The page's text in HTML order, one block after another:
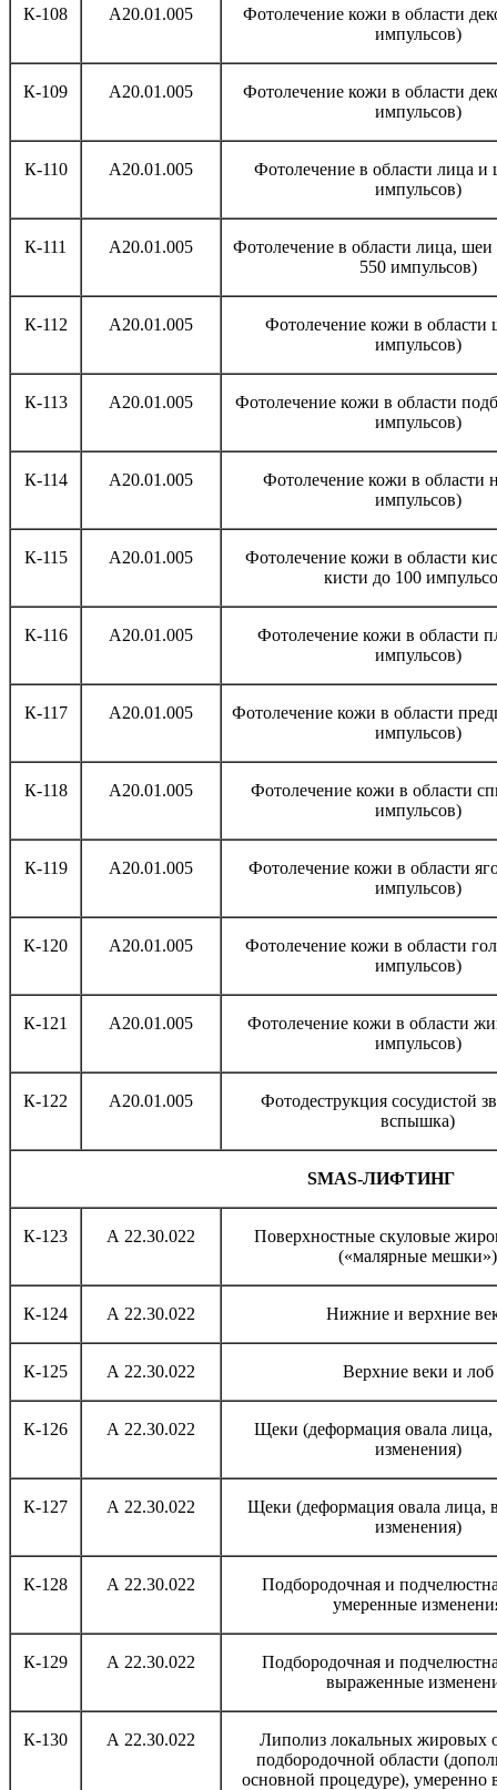
К-108 A20.01.005
Фотолечение кожи в области
импульсов)
К-109 A20.01.005
Фотолечение кожи в области
импульсов)
К-110 A20.01.005
Фотолечение в области лица и
импульсов)
К-111 A20.01.005
Фотолечение в области лица, шеи
550 импульсов)
К-112 A20.01.005
Фотолечение кожи в области
импульсов)
К-113 A20.01.005
Фотолечение кожи в области
импульсов)
К-114 A20.01.005
Фотолечение кожи в области
импульсов)
К-115 A20.01.005
Фотолечение кожи в области
кисти до 100
К-116 A20.01.005
Фотолечение кожи в области
импульсов)
К-117 A20.01.005
Фотолечение кожи в области
импульсов)
К-118 A20.01.005
Фотолечение кожи в области
импульсов)
К-119 A20.01.005
Фотолечение кожи в области
импульсов)
К-120 A20.01.005
Фотолечение кожи в области
импульсов)
К-121 A20.01.005
Фотолечение кожи в области
импульсов)
К-122 A20.01.005
Фотодеструкция сосудистой
вспышка)
SMAS-ЛИФТИНГ
К-123 А 22.30.022
Поверхностные скуловые
(«малярные мешки»)
К-124 А 22.30.022 Нижние и верхние
К-125 А 22.30.022 Верхние веки и лоб
К-126 А 22.30.022
Щеки (деформация овала
изменения)
К-127 А 22.30.022
Щеки (деформация овала лица,
изменения)
К-128 А 22.30.022
Подбородочная и
умеренные
К-129 А 22.30.022
Подбородочная и
выраженные
К-130 А 22.30.022
Липолиз локальных жировых
подбородочной области
основной процедуре),